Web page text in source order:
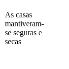
As casas
mantiveram-
se seguras e
secas